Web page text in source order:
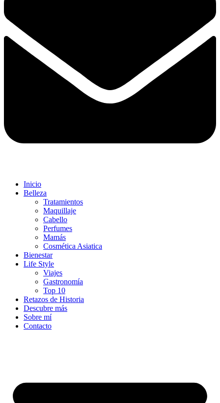
Inicio
Belleza
Tratamientos
Maquillaje
Cabello
Perfumes
Mamás
Cosmética Asiatica
Bienestar
Life Style
Viajes
Gastronomía
Top 10
Retazos de Historia
Descubre más
Sobre mí
Contacto